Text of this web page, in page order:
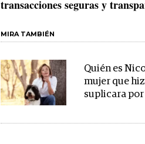
transacciones seguras y
MIRA TAMBIÉN
Quién es
mujer que
suplicara